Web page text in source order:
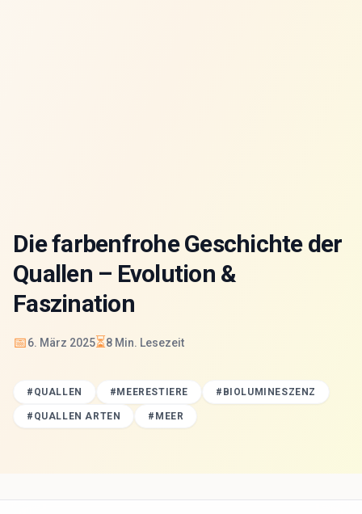
Die farbenfrohe Geschichte der
Quallen – Evolution &
Faszination
📅6. März 2025⏳8 Min. Lesezeit
# QUALLEN # MEERESTIERE # BIOLUMINESZENZ
# QUALLEN ARTEN # MEER